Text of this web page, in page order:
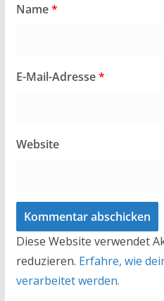
Name*
E-Mail-Adresse*
Website
Diese Website verwendet
reduzieren. Erfahre, wie
verarbeitet werden.